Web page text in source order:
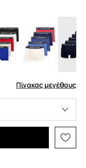
Πίνακας μεγέθους